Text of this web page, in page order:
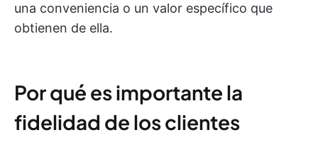
una conveniencia o un valor específico que
obtienen de ella.
Por qué es importante la
fidelidad de los clientes